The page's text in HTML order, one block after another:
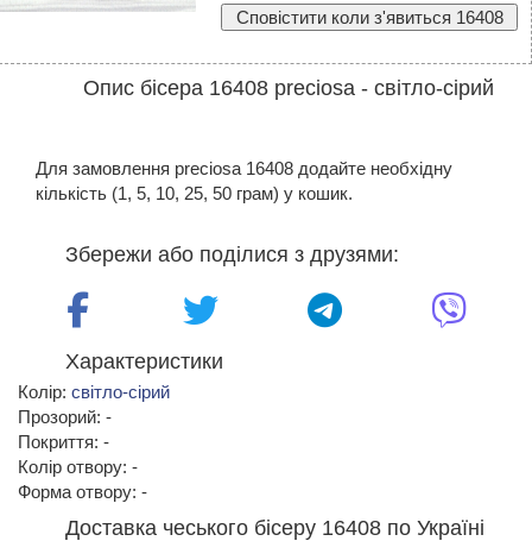
Сповістити коли з'явиться 16408
Опис бісера 16408 preciosa - світло-сірий
Для замовлення preciosa 16408 додайте необхідну
кількість (1, 5, 10, 25, 50 грам) у кошик.
Збережи або поділися з друзями:
Характеристики
Колір: світло-сірий
Прозорий: -
Покриття: -
Колір отвору: -
Форма отвору: -
Доставка чеського бісеру 16408 по Україні